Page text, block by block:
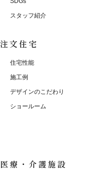
スタッフ紹介
注文住宅
住宅性能
施工例
デザインのこだわり
ショールーム
医療・介護施設